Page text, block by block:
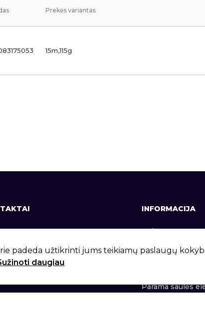
Prekės variantas
15m,115g
37 337641, +370 37 337642
g. 6, Kaunas, LT-46281
INFORMACIJA
Apie mus
Kontaktai
Parama saulės
padeda užtikrinti jums teikiamų paslaugų
daugiau